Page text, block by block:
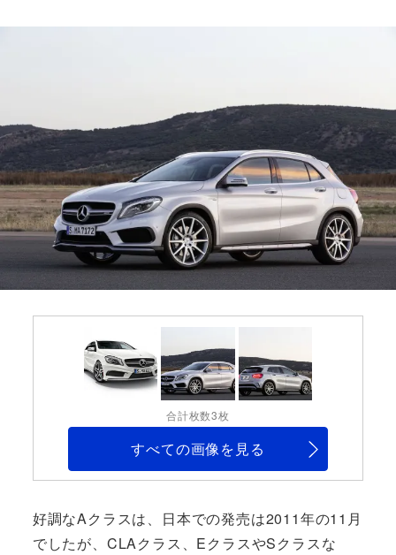
合計枚数3枚
すべての画像を見る
好調なAクラスは、日本での発売は2011年の11月
でしたが、CLAクラス、EクラスやSクラスな